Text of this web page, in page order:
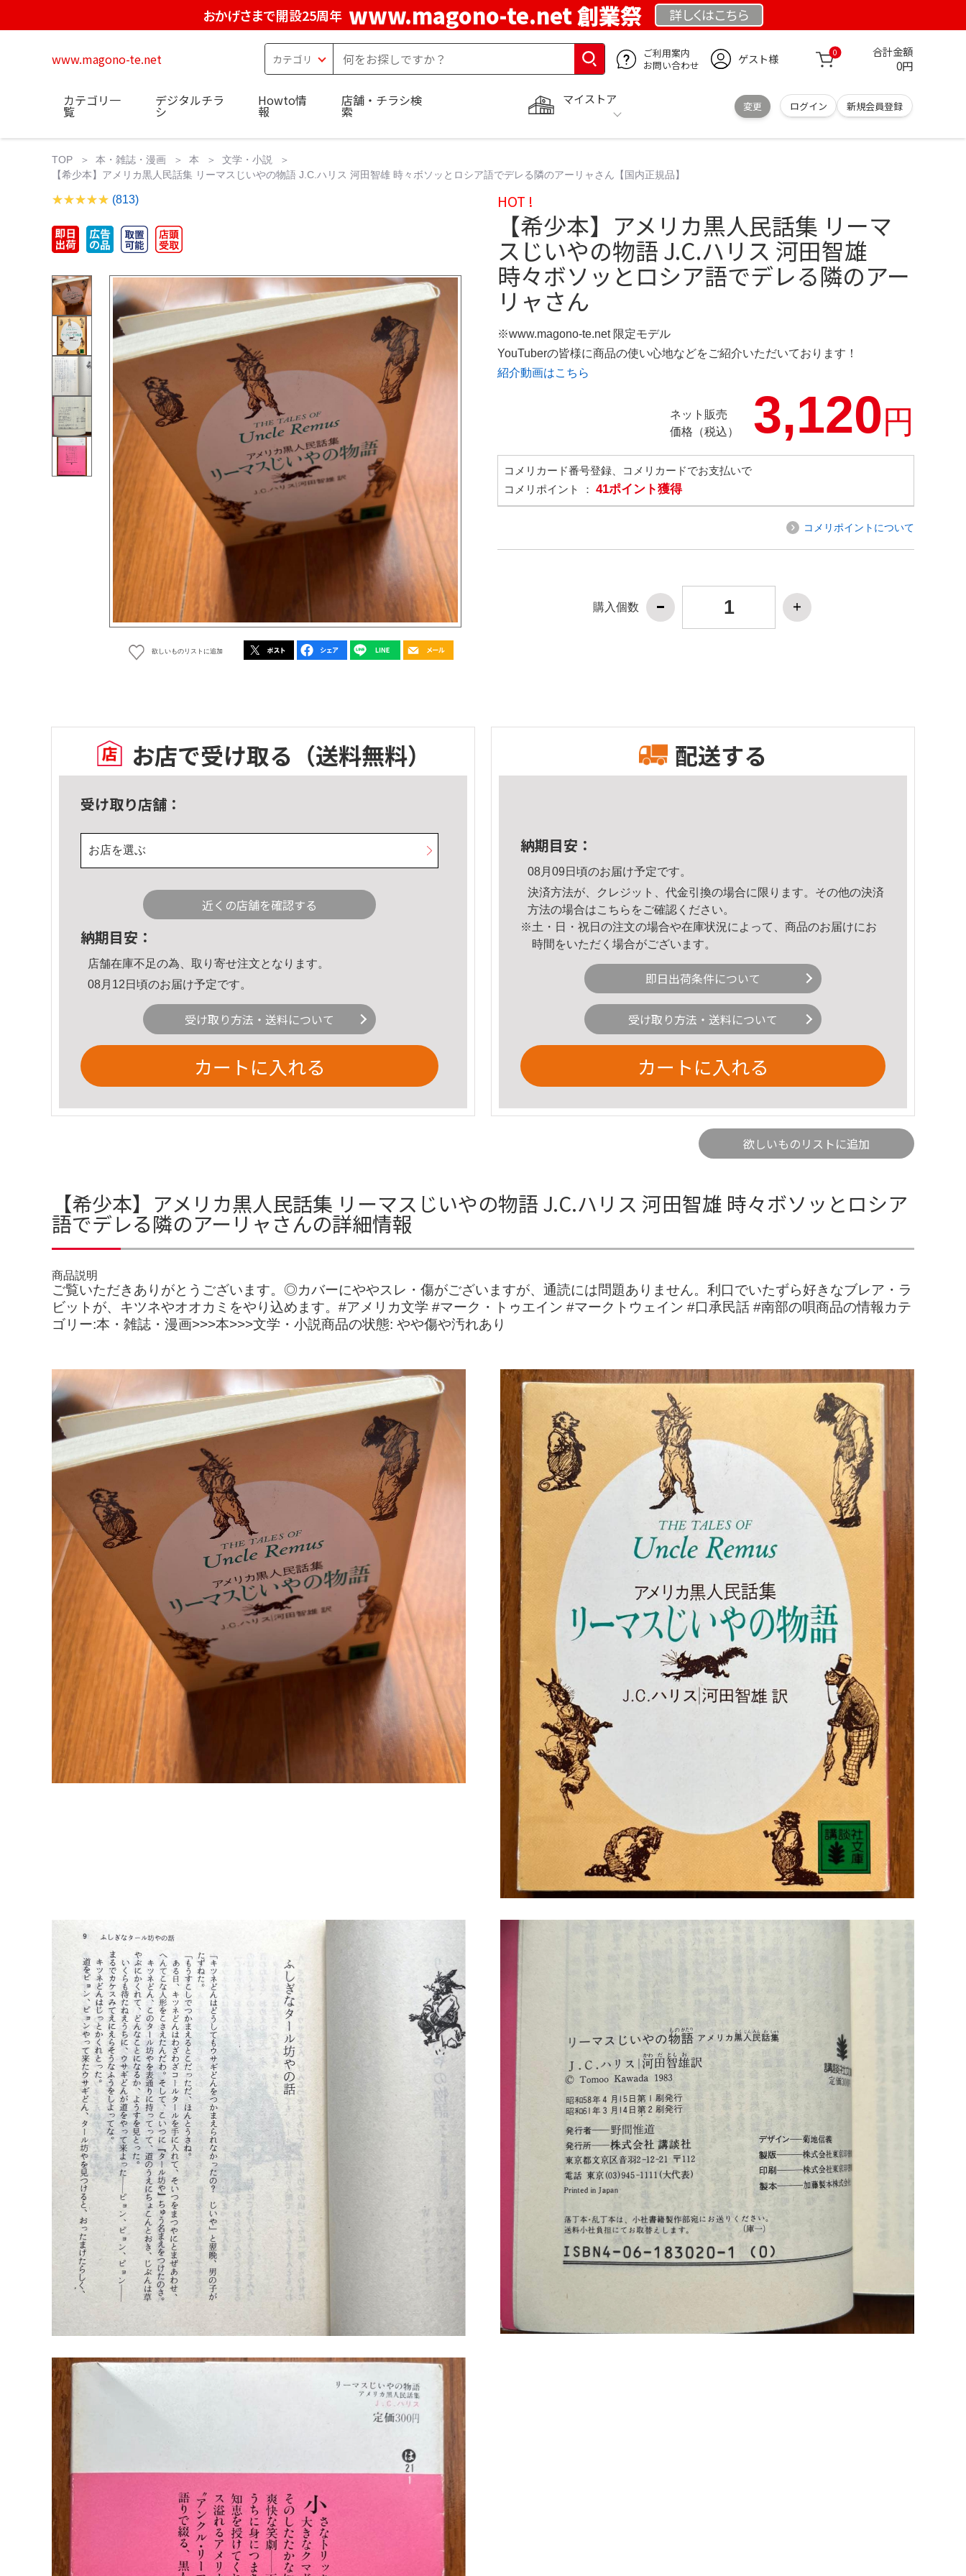
おかげさまで開設25周年 www.magono-te.net 創業祭 詳しくはこちら
www.magono-te.net
ご利用案内
お問い合わせ
ゲスト様 0 合計金額
0円
マイストア
変更 ログイン 新規会員登録
カテゴリ一
覧
デジタルチラ
シ
Howto情
報
店舗・チラシ検
索
TOP 本・雑誌・漫画 本
文学・小説
【希少本】アメリカ黒人民話集 リーマスじいやの物語 J.C.ハリス 河田智雄 時々ボソッとロシア語でデレる隣のアーリャさん【国内正規品】
(813)
欲しいものリストに追加
HOT !
【希少本】アメリカ黒人民話集 リーマ
スじいやの物語 J.C.ハリス 河田智雄
時々ボソッとロシア語でデレる隣のアー
リャさん
※www.magono-te.net 限定モデル
YouTuberの皆様に商品の使い心地などをご紹介いただいております！
紹介動画はこちら
ネット販売
価格（税込）
3,120円
コメリカード番号登録、コメリカードでお支払いで
コメリポイント ： 41ポイント獲得
コメリポイントについて
購入個数
お店で受け取る （送料無料）
受け取り店舗：
お店を選ぶ
近くの店舗を確認する
納期目安：
店舗在庫不足の為、取り寄せ注文となります。
08月12日頃のお届け予定です。
受け取り方法・送料について
カートに入れる
配送する
納期目安：
08月09日頃のお届け予定です。
決済方法が、クレジット、代金引換の場合に限ります。その他の決済
方法の場合はこちら をご確認ください。
※土・日・祝日の注文の場合や在庫状況によって、商品のお届けにお
時間をいただく場合がございます。
即日出荷条件について
受け取り方法・送料について
カートに入れる
欲しいものリストに追加
【希少本】アメリカ黒人民話集 リーマスじいやの物語 J.C.ハリス 河田智雄 時々ボソッとロシア
語でデレる隣のアーリャさんの詳細情報
商品説明
ご覧いただきありがとうございます。◎カバーにややスレ・傷がございますが、通読には問題ありません。利口でいたずら好きなブレア・ラ
ビットが、キツネやオオカミをやり込めます。#アメリカ文学 #マーク・トゥエイン #マークトウェイン #口承民話 #南部の唄商品の情報カテ
ゴリー:本・雑誌・漫画>>>本>>>文学・小説商品の状態: やや傷や汚れあり